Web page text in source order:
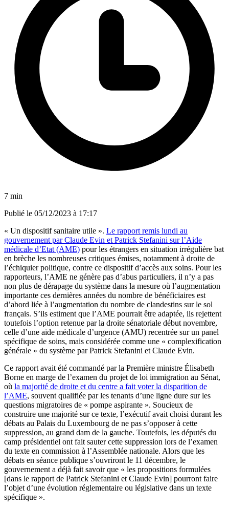
7 min
Publié le 05/12/2023 à 17:17
« Un dispositif sanitaire utile ». Le rapport remis lundi au
gouvernement par Claude Evin et Patrick Stefanini sur l’Aide
médicale d’Etat (AME) pour les étrangers en situation irrégulière bat
en brèche les nombreuses critiques émises, notamment à droite de
l’échiquier politique, contre ce dispositif d’accès aux soins. Pour les
rapporteurs, l’AME ne génère pas d’abus particuliers, il n’y a pas
non plus de dérapage du système dans la mesure où l’augmentation
importante ces dernières années du nombre de bénéficiaires est
d’abord liée à l’augmentation du nombre de clandestins sur le sol
français. S’ils estiment que l’AME pourrait être adaptée, ils rejettent
toutefois l’option retenue par la droite sénatoriale début novembre,
celle d’une aide médicale d’urgence (AMU) recentrée sur un panel
spécifique de soins, mais considérée comme une « complexification
générale » du système par Patrick Stefanini et Claude Evin.
Ce rapport avait été commandé par la Première ministre Élisabeth
Borne en marge de l’examen du projet de loi immigration au Sénat,
où la majorité de droite et du centre a fait voter la disparition de
l’AME, souvent qualifiée par les tenants d’une ligne dure sur les
questions migratoires de « pompe aspirante ». Soucieux de
construire une majorité sur ce texte, l’exécutif avait choisi durant les
débats au Palais du Luxembourg de ne pas s’opposer à cette
suppression, au grand dam de la gauche. Toutefois, les députés du
camp présidentiel ont fait sauter cette suppression lors de l’examen
du texte en commission à l’Assemblée nationale. Alors que les
débats en séance publique s’ouvriront le 11 décembre, le
gouvernement a déjà fait savoir que « les propositions formulées
[dans le rapport de Patrick Stefanini et Claude Evin] pourront faire
l’objet d’une évolution réglementaire ou législative dans un texte
spécifique ».